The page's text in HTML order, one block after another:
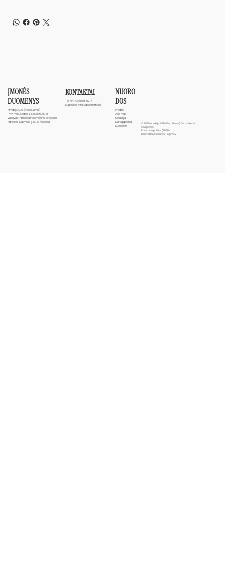
ĮMONĖS
DUOMENYS
Atvidėja, UAB (DecoNamai)
PVM mok. kodas: L100007599910
Vadovas: Anželika Pocevičienė, direktorė
Adresas: Dubysos g. 60-5, Klaipėda
KONTAKTAI
Tel. Nr.: +370 613 11277
El. paštas: info@deconamai.lt
NUORO
DOS
Pradžia
Apie mus
Katalogai
Darbų galerija
Susisiekti
© 2025 Atvidėja, UAB (DecoNamai). Visos teisės
saugomos.
Privatumo politika (BDAR)
Sprendimas:24Unite - agency